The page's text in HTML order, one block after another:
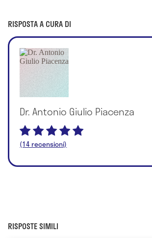
RISPOSTA A CURA DI
Dr. Antonio Giulio Piacenza
(14 recensioni)
RISPOSTE SIMILI